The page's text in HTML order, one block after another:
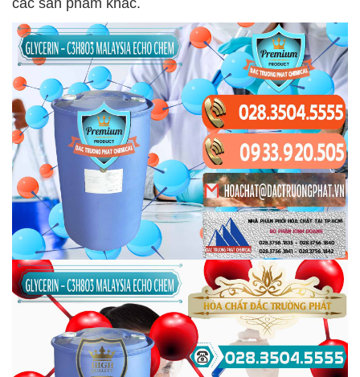
các sản phẩm khác.